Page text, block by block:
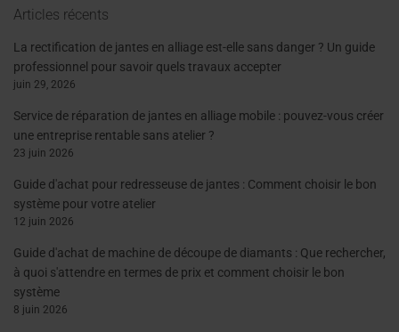
Articles récents
La rectification de jantes en alliage est-elle sans danger ? Un guide
professionnel pour savoir quels travaux accepter
juin 29, 2026
Service de réparation de jantes en alliage mobile : pouvez-vous créer
une entreprise rentable sans atelier ?
23 juin 2026
Guide d'achat pour redresseuse de jantes : Comment choisir le bon
système pour votre atelier
12 juin 2026
Guide d'achat de machine de découpe de diamants : Que rechercher,
à quoi s'attendre en termes de prix et comment choisir le bon
système
8 juin 2026